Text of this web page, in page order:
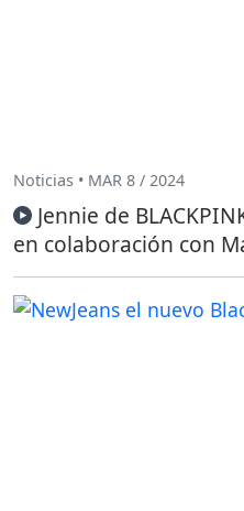
Noticias • MAR 8 / 2024
Jennie de
en colaboración con